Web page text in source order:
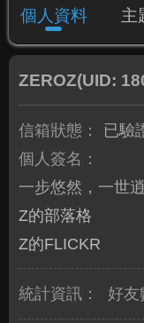
個人資料 主
ZEROZ(UID:
信箱狀態：
已驗
個人簽名：
一步悠然，一世逍
Z的部落格
Z的FLICKR
統計資訊： 好友